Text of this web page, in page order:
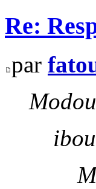
Re:
par